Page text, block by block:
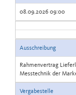
08.09.2026 09:00
Ausschreibung
Rahmenvertrag
Messtechnik der
Vergabestelle